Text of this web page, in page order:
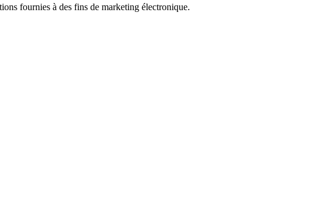
fournies à des fins de marketing électronique.